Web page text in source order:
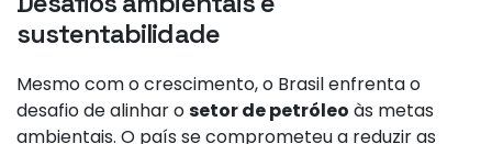
sustentabilidade
Mesmo com o crescimento, o Brasil enfrenta o
desafio de alinhar osetor de petróleo às metas
ambientais. O país se comprometeu a reduzir as